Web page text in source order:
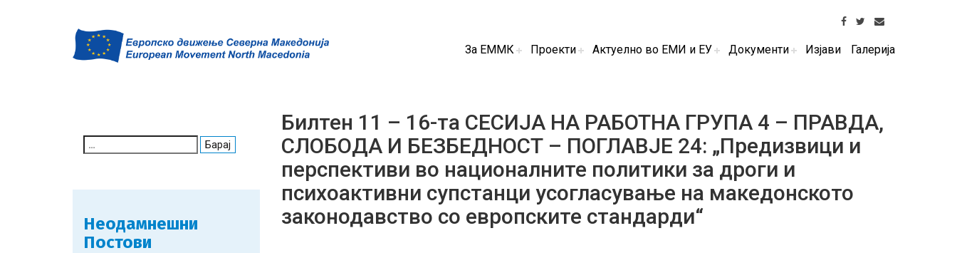
За ЕММК Проекти Актуелно во ЕМИ и ЕУ Документи Изјави Галерија
for:
Неодамнешни
Постови
Билтен 11 – 16-та СЕСИЈА НА РАБОТНА ГРУПА 4 – ПРАВДА,
СЛОБОДА И БЕЗБЕДНОСТ – ПОГЛАВЈЕ 24: „Предизвици и
перспективи во националните политики за дроги и
психоактивни супстанци усогласување на македонското
законодавство со европските стандарди“